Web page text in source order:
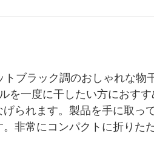
ブラック調のおしゃれな物
を一度に干したい方におす
られます。製品を手に取っ
非常にコンパクトに折りた